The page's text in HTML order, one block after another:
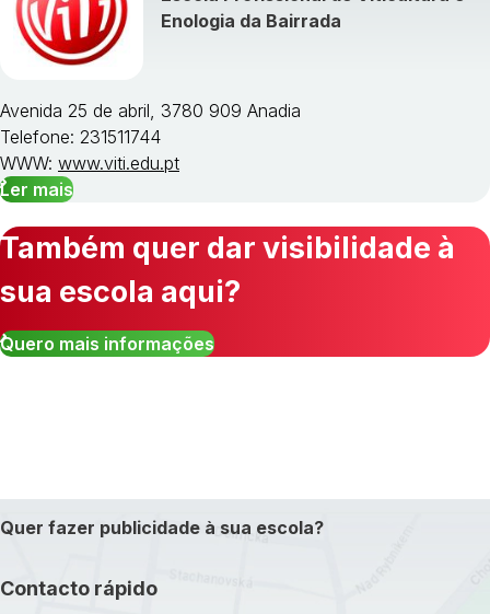
Enologia da Bairrada
Avenida 25 de abril, 3780 909 Anadia
Telefone: 231511744
WWW: www.viti.edu.pt
Ler mais
Também quer dar visibilidade à
sua escola aqui?
Quero mais informações
Quer fazer publicidade à sua escola?
Contacto rápido